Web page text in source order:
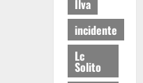
Ilva
incidente
Lc
Solito